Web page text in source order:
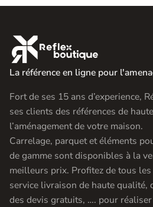

La référence en ligne pour
Fort de ses 15 ans d’experience,
ses clients des références de
l’aménagement de votre maison.
Carrelage, parquet et éléments
de gamme sont disponibles à la
meilleurs prix. Profitez de tous
service livraison de haute
des devis gratuits, …. pour